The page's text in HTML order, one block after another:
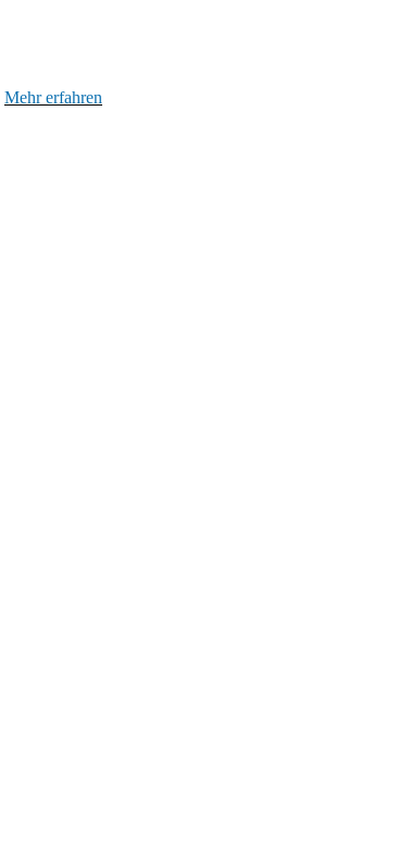
Mehr erfahren